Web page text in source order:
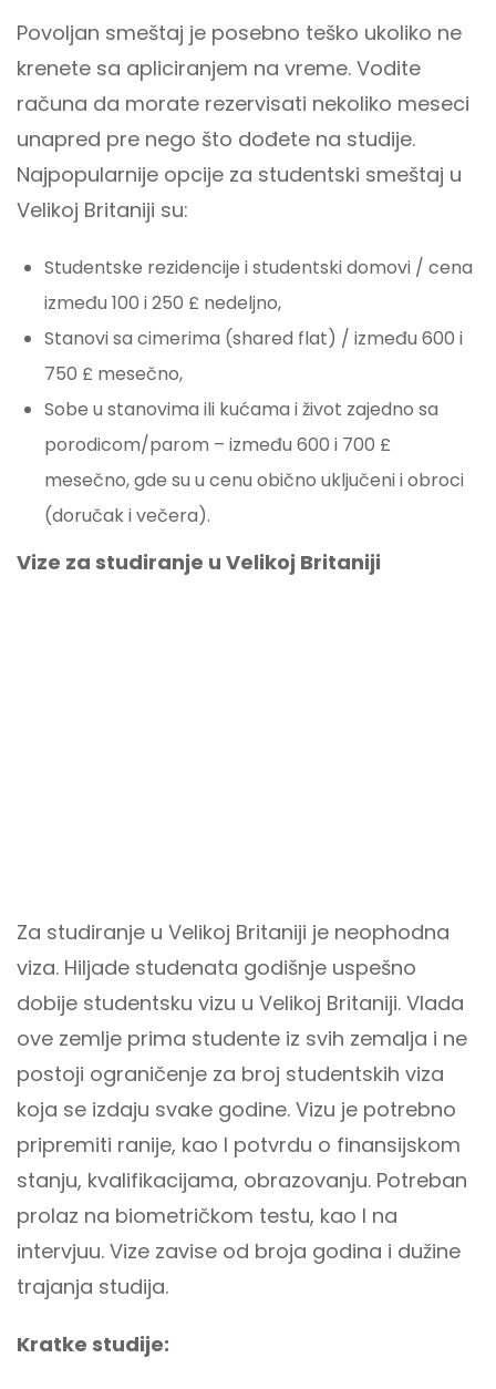
Povoljan smeštaj je posebno teško ukoliko ne
krenete sa apliciranjem na vreme. Vodite
računa da morate rezervisati nekoliko meseci
unapred pre nego što dođete na studije.
Najpopularnije opcije za studentski smeštaj u
Velikoj Britaniji su:
Studentske rezidencije i studentski domovi / cena
između 100 i 250 £ nedeljno,
Stanovi sa cimerima (shared flat) / između 600 i
750 £ mesečno,
Sobe u stanovima ili kućama i život zajedno sa
porodicom/parom – između 600 i 700 £
mesečno, gde su u cenu obično uključeni i obroci
(doručak i večera).
Vize za studiranje u Velikoj Britaniji
Za studiranje u Velikoj Britaniji je neophodna
viza. Hiljade studenata godišnje uspešno
dobije studentsku vizu u Velikoj Britaniji. Vlada
ove zemlje prima studente iz svih zemalja i ne
postoji ograničenje za broj studentskih viza
koja se izdaju svake godine. Vizu je potrebno
pripremiti ranije, kao I potvrdu o finansijskom
stanju, kvalifikacijama, obrazovanju. Potreban
prolaz na biometričkom testu, kao I na
intervjuu. Vize zavise od broja godina i dužine
trajanja studija.
Kratke studije: